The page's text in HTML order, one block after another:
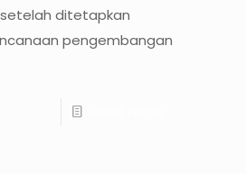
setelah ditetapkan
pengembangan